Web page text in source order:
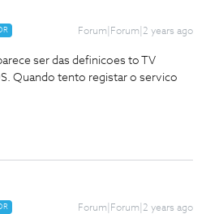
Forum|Forum|2 years ago
ser das definicoes to TV
Quando tento registar o servico
Forum|Forum|2 years ago